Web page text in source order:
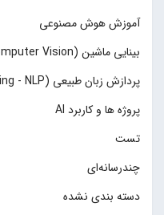
آموزش هوش مصنوعی
بینایی ماشین (Computer Vision)
پردازش زبان طبیعی (Natural Language Processing - NLP)
پروژه ها و کاربرد AI
تست
چند‌‌رسانه‌ای
دسته بندی نشده